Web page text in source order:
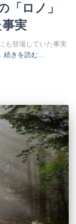
「ロノ」
実
も登場していた事実
続きを読む…